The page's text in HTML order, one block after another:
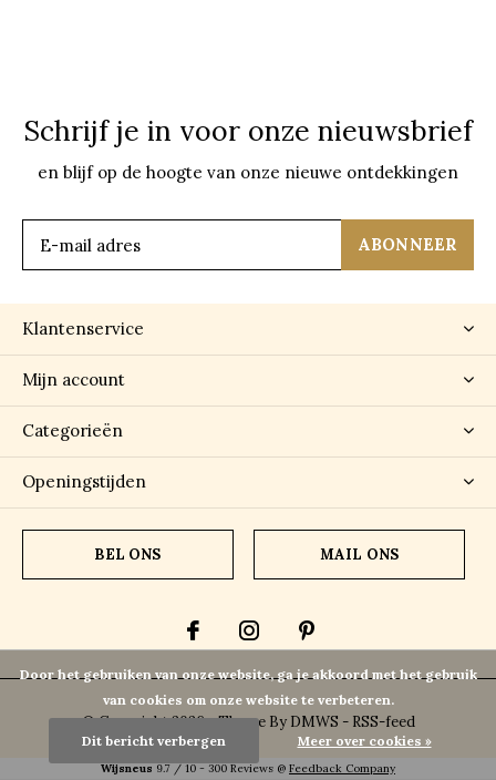
Schrijf je in voor onze nieuwsbrief
en blijf op de hoogte van onze nieuwe ontdekkingen
ABONNEER
Klantenservice
Mijn account
Categorieën
Openingstijden
BEL ONS MAIL ONS
© Copyright2026- Theme By DMWS - RSS-feed
Wijsneus 9.7 / 10 - 300 Reviews @ Feedback Company
Door het gebruiken van onze website, ga je akkoord met het gebruik
van cookies om onze website te verbeteren.
Dit bericht verbergen Meer over cookies »